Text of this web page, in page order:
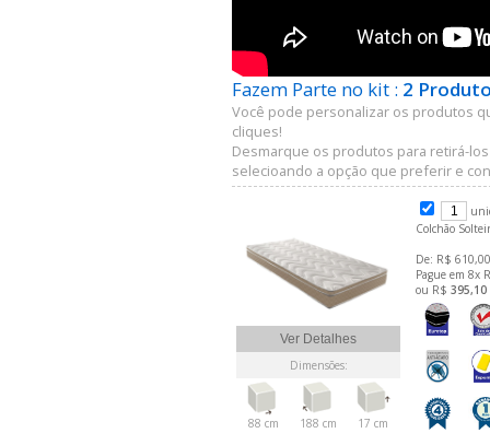
Fazem Parte no kit : 2
Você pode personalizar os produtos
cliques!
Desmarque os produtos para retirá-
selecioando a opção que preferir e
Ver Detalhes
Dimensões:
88 cm 188 cm 17 cm
Colchão
De: R$
Pague em 8x
ou R$ 395,10